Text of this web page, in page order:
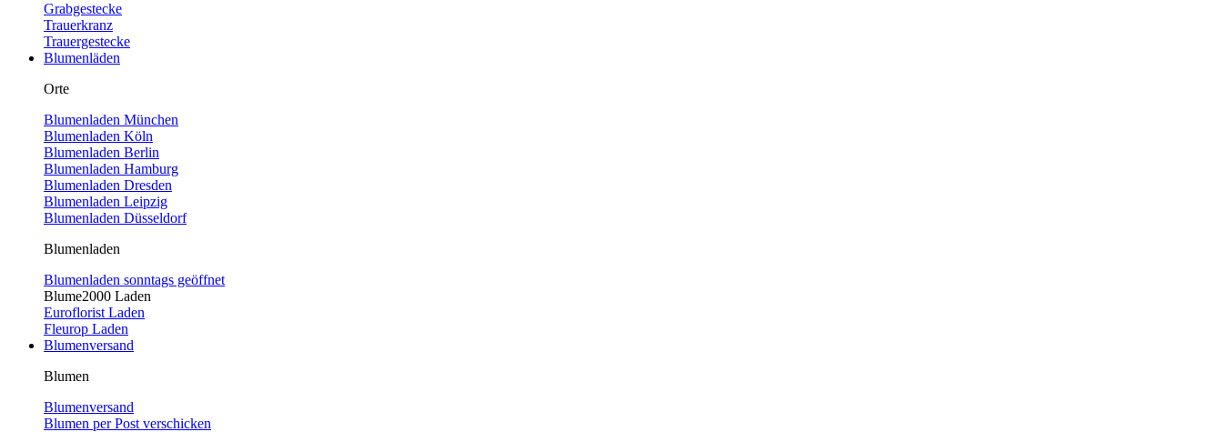
Grabgestecke
Trauerkranz
Trauergestecke
Blumenläden
Orte
Blumenladen München
Blumenladen Köln
Blumenladen Berlin
Blumenladen Hamburg
Blumenladen Dresden
Blumenladen Leipzig
Blumenladen Düsseldorf
Blumenladen
Blumenladen sonntags geöffnet
Blume2000 Laden
Euroflorist Laden
Fleurop Laden
Blumenversand
Blumen
Blumenversand
Blumen per Post verschicken